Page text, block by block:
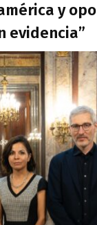
y
evidencia”